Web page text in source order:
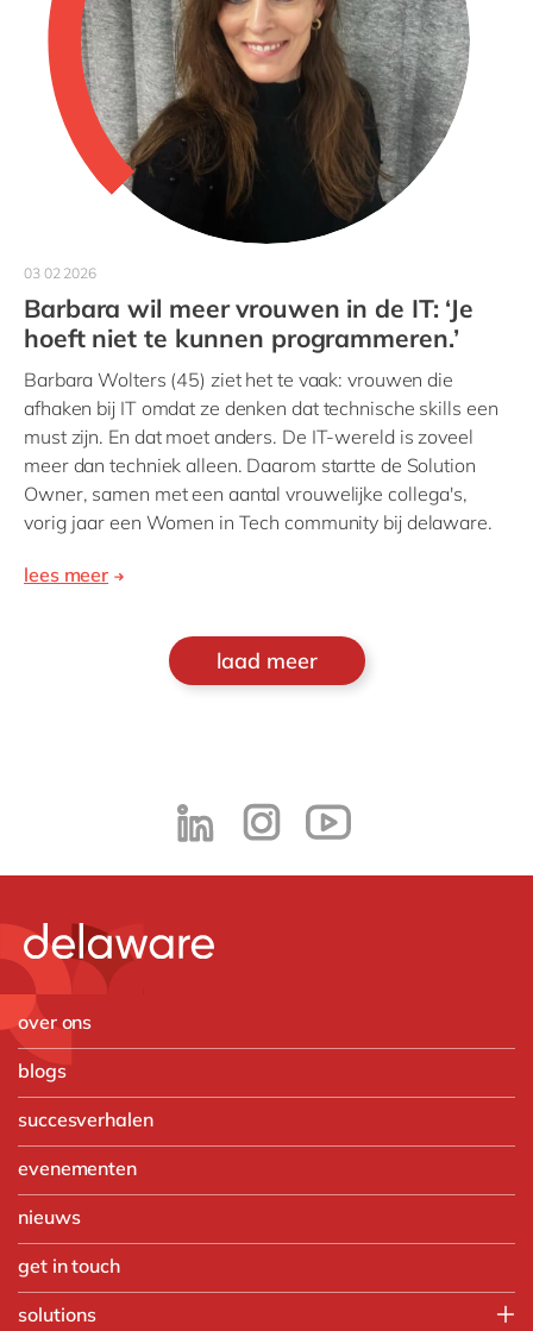
03 02 2026
Barbara wil meer vrouwen in de IT: ‘Je
hoeft niet te kunnen programmeren.’
Barbara Wolters (45) ziet het te vaak: vrouwen die
afhaken bij IT omdat ze denken dat technische skills een
must zijn. En dat moet anders. De IT-wereld is zoveel
meer dan techniek alleen. Daarom startte de Solution
Owner, samen met een aantal vrouwelijke collega's,
vorig jaar een Women in Tech community bij delaware.
lees meer
laad meer
over ons
blogs
succesverhalen
evenementen
nieuws
get in touch
solutions